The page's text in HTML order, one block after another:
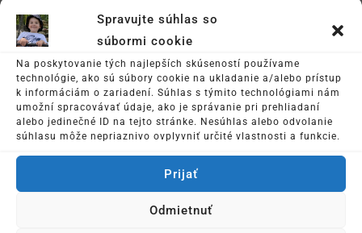
Spravujte súhlas so
súbormi cookie
Na poskytovanie tých najlepších skúseností používame
technológie, ako sú súbory cookie na ukladanie a/alebo prístup
k informáciám o zariadení. Súhlas s týmito technológiami nám
umožní spracovávať údaje, ako je správanie pri prehliadaní
alebo jedinečné ID na tejto stránke. Nesúhlas alebo odvolanie
súhlasu môže nepriaznivo ovplyvniť určité vlastnosti a funkcie.
Prijať
Odmietnuť
Keď mal Janko 1,5 roka spadol z gauča v